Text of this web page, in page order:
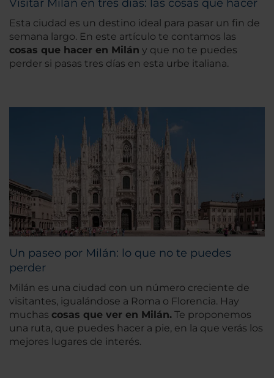
Visitar Milán en tres días: las cosas que hacer
Esta ciudad es un destino ideal para pasar un fin de
semana largo. En este artículo te contamos las
cosas que hacer en Milán y que no te puedes
perder si pasas tres días en esta urbe italiana.
Un paseo por Milán: lo que no te puedes
perder
Milán es una ciudad con un número creciente de
visitantes, igualándose a Roma o Florencia. Hay
muchas cosas que ver en Milán. Te proponemos
una ruta, que puedes hacer a pie, en la que verás los
mejores lugares de interés.